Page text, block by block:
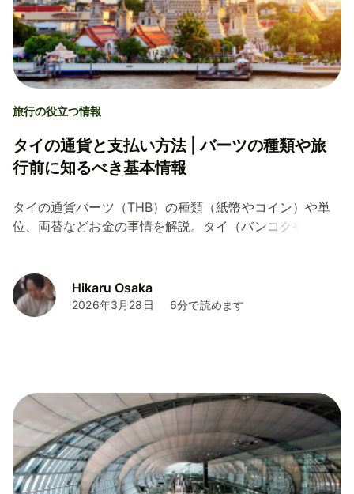
旅行の役立つ情報
タイの通貨と支払い方法 | バーツの種類や旅
行前に知るべき基本情報
タイの通貨バーツ（THB）の種類（紙幣やコイン）や単
位、両替などお金の事情を解説。タイ（バンコクやプー
Hikaru Osaka
2026年3月28日 6分で読めます